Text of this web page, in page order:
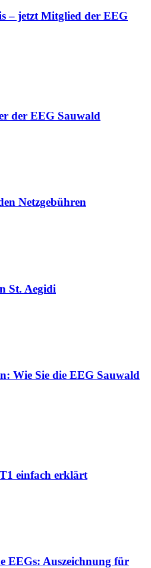
– jetzt Mitglied der EEG
der EEG Sauwald
Netzgebühren
St. Aegidi
Wie Sie die EEG Sauwald
einfach erklärt
EEGs: Auszeichnung für